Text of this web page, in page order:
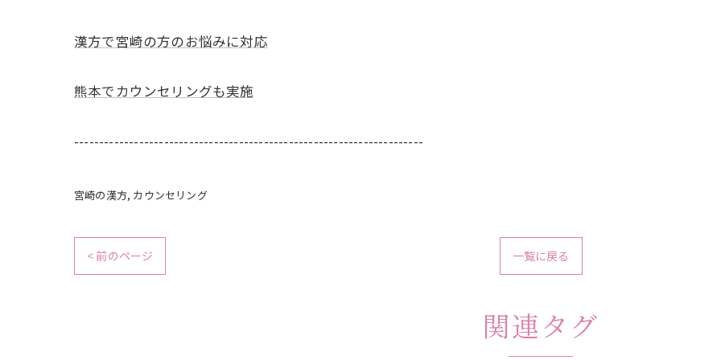
漢方で宮崎の方のお悩みに対応
熊本でカウンセリングも実施
----------------------------------------------------------------------
宮崎の漢方 カウンセリング
< 前のページ 一覧に戻る
関連タグ